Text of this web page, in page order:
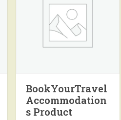
BookYourTravel
Accommodation
s Product